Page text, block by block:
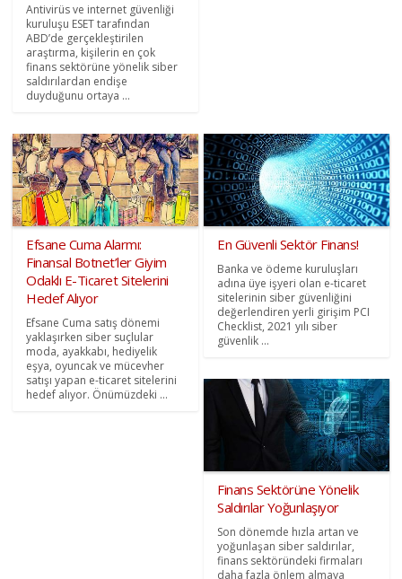
Antivirüs ve internet güvenliği
kuruluşu ESET tarafından
ABD’de gerçekleştirilen
araştırma, kişilerin en çok
finans sektörüne yönelik siber
saldırılardan endişe
duyduğunu ortaya ...
Efsane Cuma Alarmı:
Finansal Botnet’ler Giyim
Odaklı E-Ticaret Sitelerini
Hedef Alıyor
Efsane Cuma satış dönemi
yaklaşırken siber suçlular
moda, ayakkabı, hediyelik
eşya, oyuncak ve mücevher
satışı yapan e-ticaret sitelerini
hedef alıyor. Önümüzdeki ...
En Güvenli Sektör Finans!
Banka ve ödeme kuruluşları
adına üye işyeri olan e-ticaret
sitelerinin siber güvenliğini
değerlendiren yerli girişim PCI
Checklist, 2021 yılı siber
güvenlik ...
Finans Sektörüne Yönelik
Saldırılar Yoğunlaşıyor
Son dönemde hızla artan ve
yoğunlaşan siber saldırılar,
finans sektöründeki firmaları
daha fazla önlem almaya